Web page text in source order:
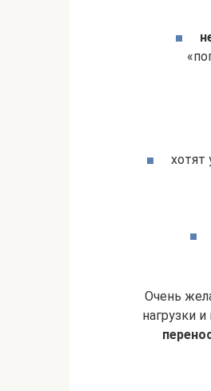
хотят
Очень
нагрузки